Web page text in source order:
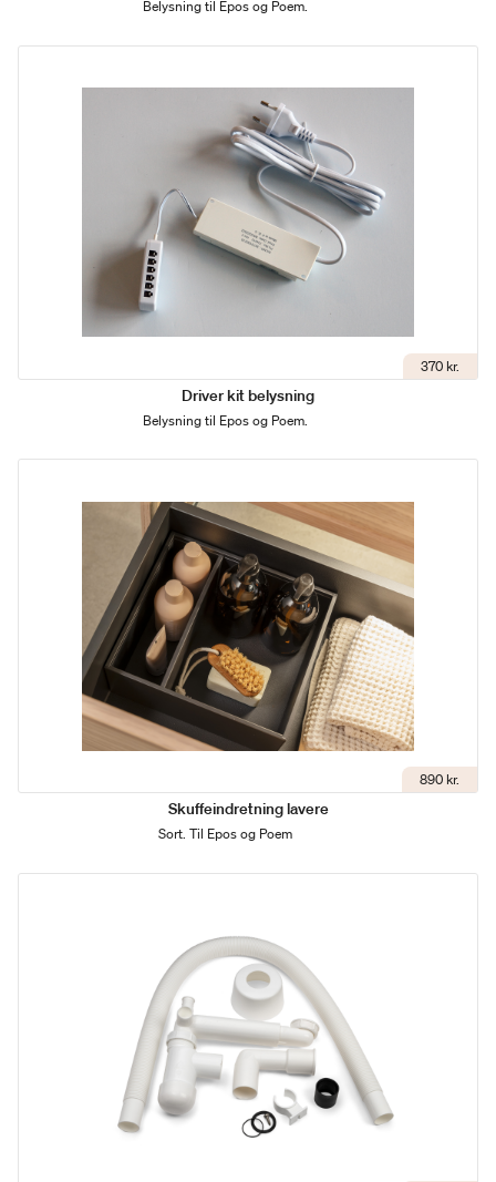
Belysning til Epos og Poem.
370 kr.
Driver kit belysning
Belysning til Epos og Poem.
890 kr.
Skuffeindretning lavere
Sort. Til Epos og Poem